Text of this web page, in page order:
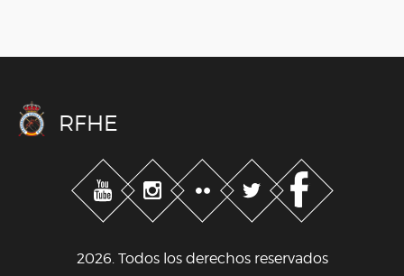
RFHE
2026. Todos los derechos reservados